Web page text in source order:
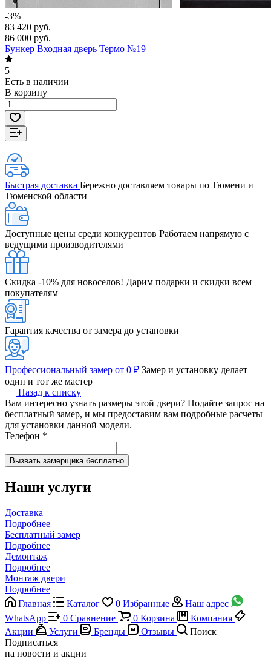
-3%
83 420 руб.
86 000 руб.
Бункер Входная дверь Термо №19
5
Есть в наличии
В корзину
Быстрая доставка Бережно доставляем товары по Тюмени и
Тюменской области
Доступные цены среди конкурентов Работаем напрямую с
ведущими производителями
Скидка -10% для новоселов! Дарим подарки и скидки всем
покупателям
Гарантия качества от замера до установки
Профессиональный замер от 0 ₽ Замер и установку делает
один и тот же мастер
Назад к списку
Вам интересно узнать размеры этой двери? Подайте запрос на
бесплатный замер, и мы предоставим вам подробные расчеты
для установки данной модели.
Телефон *
Наши услуги
Доставка
Подробнее
Бесплатный замер
Подробнее
Демонтаж
Подробнее
Монтаж двери
Подробнее
Главная
Каталог 0 Избранные
Наш адрес
WhatsApp
0 Сравнение 0 Корзина
Компания
Акции
Услуги Бренды Отзывы
Поиск
Подписаться
на новости и акции